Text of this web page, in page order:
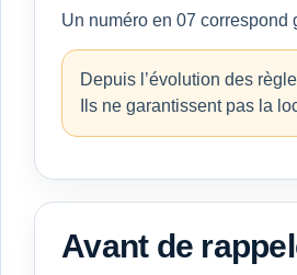
Un numéro en 07
Depuis l’évolution des
Ils ne garantissent pas la
Avant de